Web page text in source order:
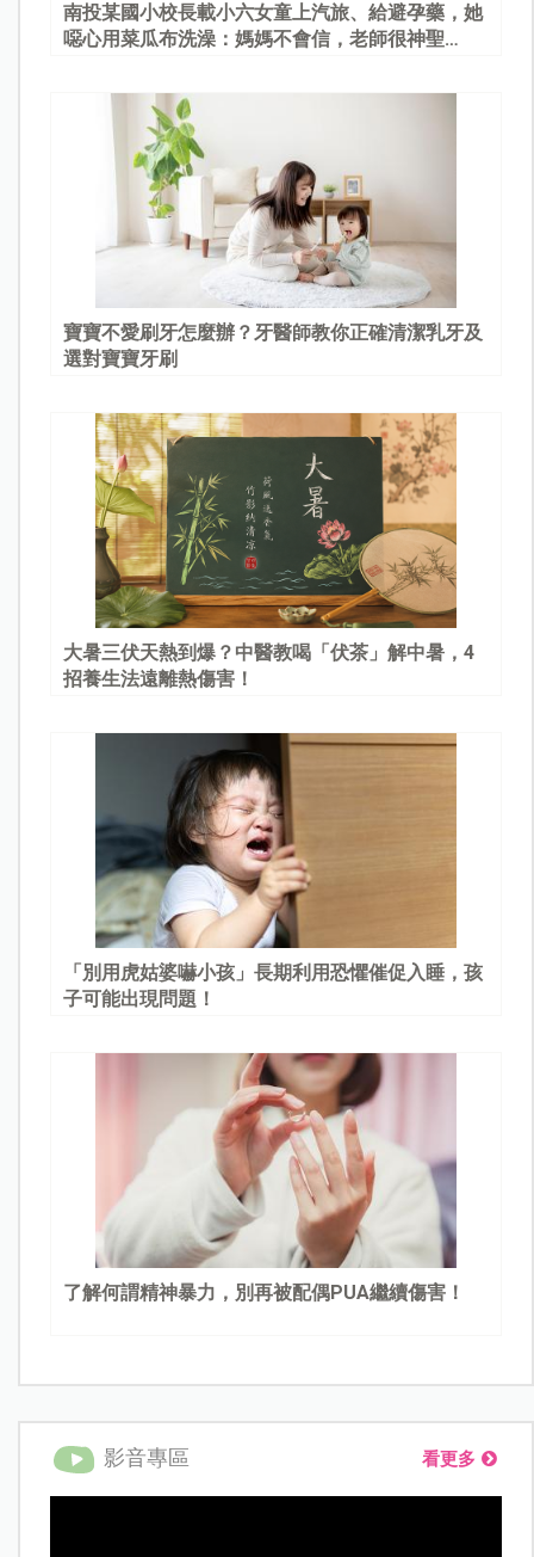
南投某國小校長載小六女童上汽旅、給避孕藥，她
噁心用菜瓜布洗澡：媽媽不會信，老師很神聖…
寶寶不愛刷牙怎麼辦？牙醫師教你正確清潔乳牙及
選對寶寶牙刷
大暑三伏天熱到爆？中醫教喝「伏茶」解中暑，4
招養生法遠離熱傷害！
「別用虎姑婆嚇小孩」長期利用恐懼催促入睡，孩
子可能出現問題！
了解何謂精神暴力，別再被配偶PUA繼續傷害！
影音專區 看更多